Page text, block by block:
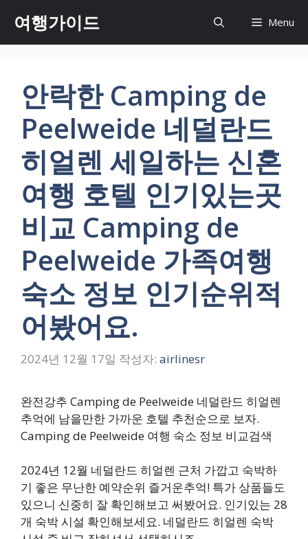
츠
여행가이드 Menu
안락한 Camping de
Peelweide 네덜란드
히얼렌 세일하는 신혼
여행 호텔 인기있는곳
비교 Camping de
Peelweide 가족여행
숙소 정보 인기순위적
어봤어요.
2024년 12월 17일 작성자: airlinesr
완전강추 Camping de Peelweide 네덜란드 히얼렌
추억에 남을만한 가까운 호텔 추천순으로 보자.
Camping de Peelweide 여행 숙소 정보 비교검색
2024년 12월 네덜란드 히얼렌 근처 가깝고 숙박하
기 좋은 무난한 예약순위 즐거운추억! 특가 상품들도
있으니 신중히 잘 확인해보고 써봤어요. 인기있는 28
개 숙박 시설 확인해보세요. 네덜란드 히얼렌 숙박